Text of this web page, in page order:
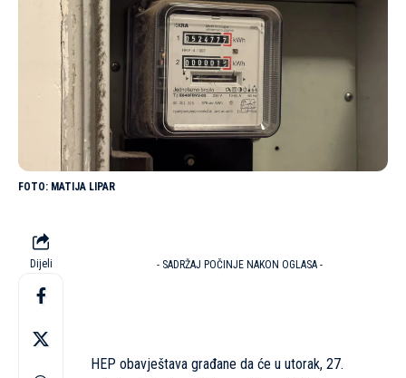
MATIJA LIPAR
Dijeli - SADRŽAJ POČINJE NAKON OGLASA -
HEP obavještava građane da će u utorak, 27.